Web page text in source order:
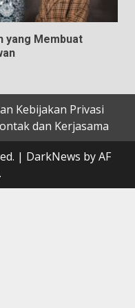
yang Membuat
Kebijakan Privasi
dan Kerjasama
| DarkNews by AF